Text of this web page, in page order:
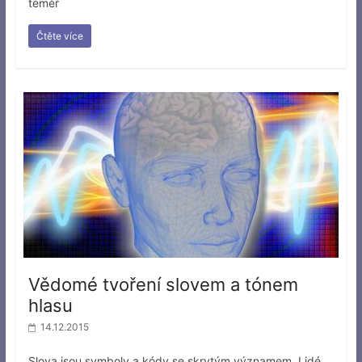
Čtěte více
Vědomé tvoření slovem a tónem
hlasu
14.12.2015